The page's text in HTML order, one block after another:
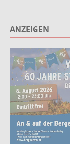
ANZEIGEN